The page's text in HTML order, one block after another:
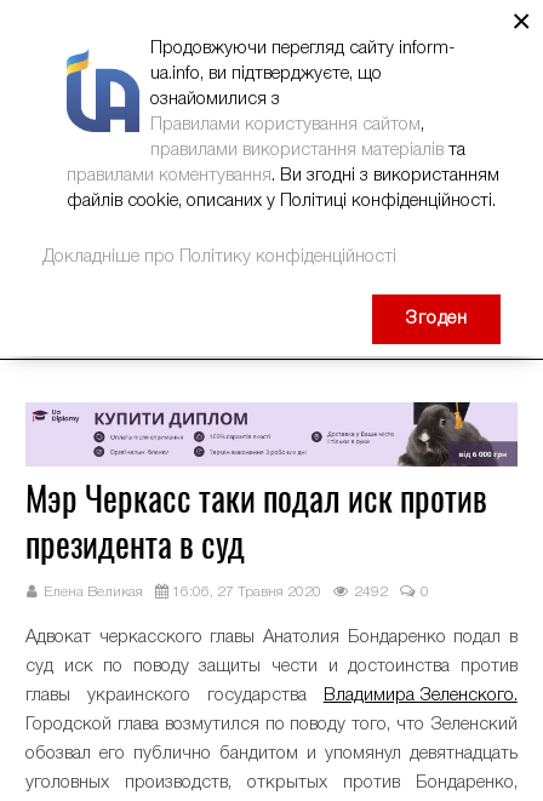
Мэр Черкасс таки подал иск против
президента в суд
Елена Великая 16:06, 27 Травня 2020 2492 0
Адвокат черкасского главы Анатолия Бондаренко подал в
суд иск по поводу защиты чести и достоинства против
главы украинского государства
Владимира Зеленского.
Городской глава возмутился по поводу того, что Зеленский
обозвал его публично бандитом и упомянул девятнадцать
уголовных производств, открытых против Бондаренко,
×
Продовжуючи перегляд сайту inform-
ua.info, ви підтверджуєте, що
ознайомилися з
Правилами користування сайтом,
правилами використання матеріалів та
правилами коментування. Ви згодні з використанням
файлів cookie, описаних у Політиці конфіденційності.
Докладніше про Політику конфіденційності
Згоден